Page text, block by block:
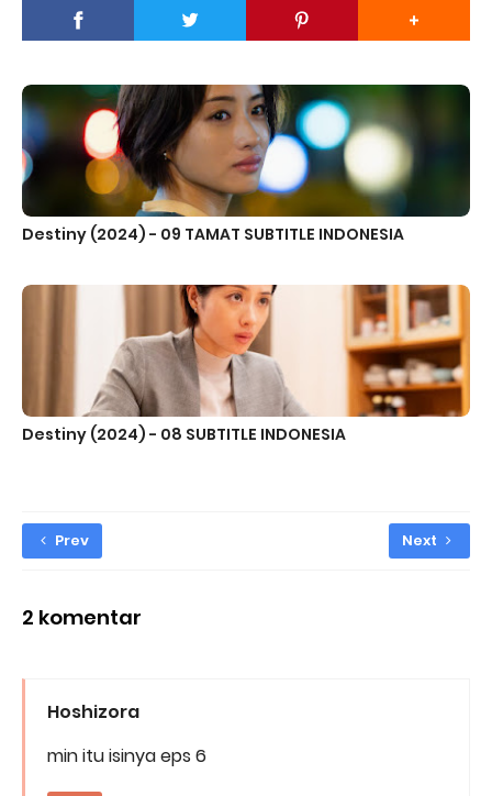
Destiny (2024) - 09 TAMAT SUBTITLE INDONESIA
Destiny (2024) - 08 SUBTITLE INDONESIA
Prev Next
2 komentar
Hoshizora
min itu isinya eps 6